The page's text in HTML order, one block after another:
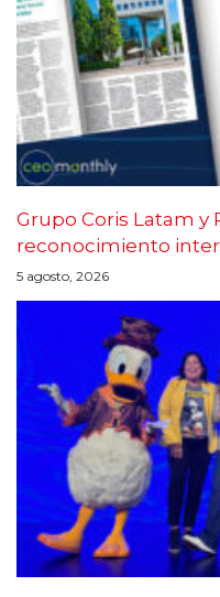
Grupo Coris Latam y
reconocimiento
5 agosto, 2026